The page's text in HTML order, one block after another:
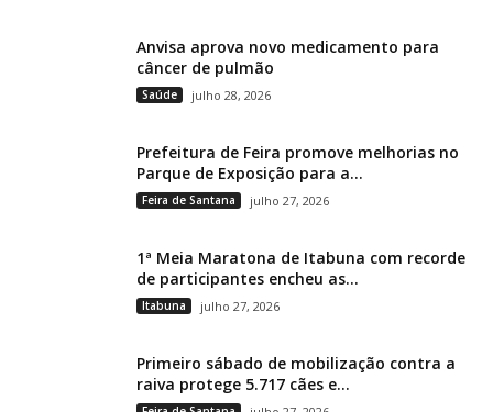
Anvisa aprova novo medicamento para
câncer de pulmão
Saúde julho 28, 2026
Prefeitura de Feira promove melhorias no
Parque de Exposição para a...
Feira de Santana julho 27, 2026
1ª Meia Maratona de Itabuna com recorde
de participantes encheu as...
Itabuna julho 27, 2026
Primeiro sábado de mobilização contra a
raiva protege 5.717 cães e...